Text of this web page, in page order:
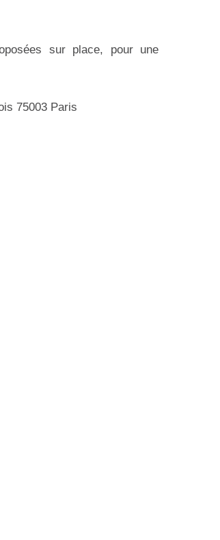
sur place, pour une
75003 Paris